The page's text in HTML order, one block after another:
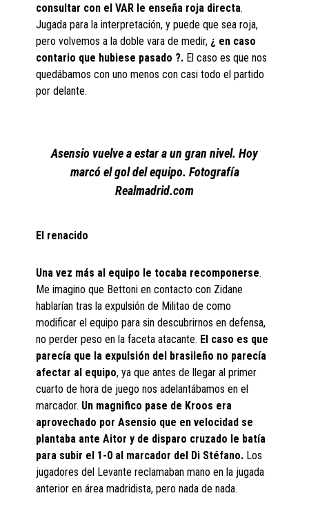
consultar con el VAR le enseña roja directa.
Jugada para la interpretación, y puede que sea roja,
pero volvemos a la doble vara de medir, ¿ en caso
contario que hubiese pasado ?. El caso es que nos
quedábamos con uno menos con casi todo el partido
por delante.
Asensio vuelve a estar a un gran nivel. Hoy
marcó el gol del equipo. Fotografía
Realmadrid.com
El renacido
Una vez más al equipo le tocaba recomponerse.
Me imagino que Bettoni en contacto con Zidane
hablarían tras la expulsión de Militao de como
modificar el equipo para sin descubrirnos en defensa,
no perder peso en la faceta atacante. El caso es que
parecía que la expulsión del brasileño no parecía
afectar al equipo, ya que antes de llegar al primer
cuarto de hora de juego nos adelantábamos en el
marcador. Un magnifico pase de Kroos era
aprovechado por Asensio que en velocidad se
plantaba ante Aitor y de disparo cruzado le batía
para subir el 1-0 al marcador del Di Stéfano. Los
jugadores del Levante reclamaban mano en la jugada
anterior en área madridista, pero nada de nada.